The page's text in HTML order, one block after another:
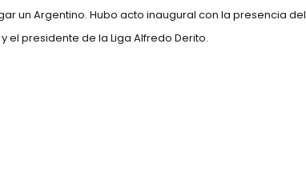
un Argentino. Hubo acto inaugural con la presencia del
el presidente de la Liga Alfredo Derito.